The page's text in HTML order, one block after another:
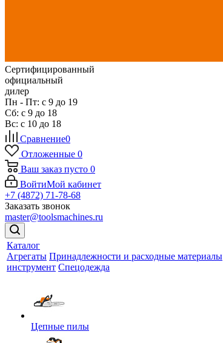
Сертифицированный
официальный
дилер
Пн - Пт: с 9 до 19
Сб: с 9 до 18
Вс: с 10 до 18
Сравнение0
Отложенные 0
Ваш заказ пусто 0
ВойтиМой кабинет
+7 (4872) 71-78-68
Заказать звонок
master@toolsmachines.ru
Каталог
Агрегаты Принадлежности и расходные материалы
инструмент Спецодежда
Цепные пилы